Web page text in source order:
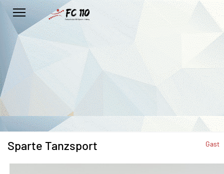
Gast
Sparte Tanzsport